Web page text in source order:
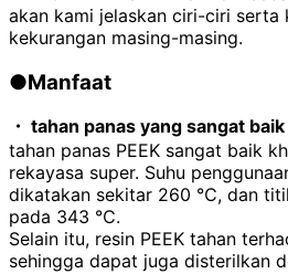
akan kami jelaskan ciri-ciri serta
kekurangan masing-masing.
●Manfaat
・ tahan panas yang sangat baik
tahan panas PEEK sangat baik
rekayasa super. Suhu
dikatakan sekitar 260 ℃, dan
pada 343 ℃.
Selain itu, resin PEEK tahan
sehingga dapat juga disterilkan